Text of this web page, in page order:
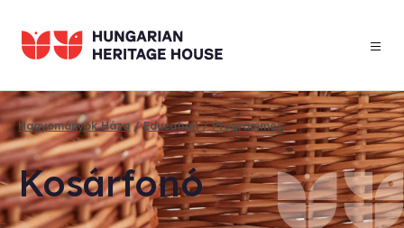
main
content
Breadcrumb
Hagyományok Háza Education Programmes
Kosár­fonó